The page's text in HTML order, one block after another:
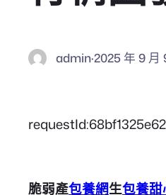
admin·2025 年 9 月
脆弱產包養網生包養